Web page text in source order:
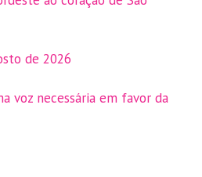
de 2026
voz necessária em favor da